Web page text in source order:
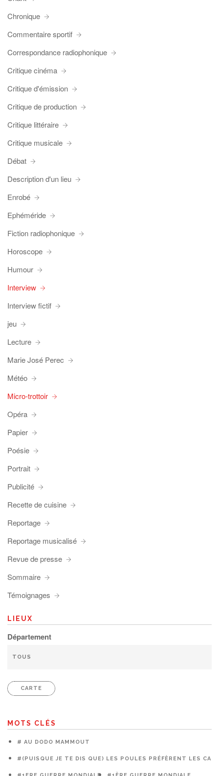
Chronique
Commentaire sportif
Correspondance radiophonique
Critique cinéma
Critique d'émission
Critique de production
Critique littéraire
Critique musicale
Débat
Description d'un lieu
Enrobé
Ephéméride
Fiction radiophonique
Horoscope
Humour
Interview
Interview fictif
jeu
Lecture
Marie José Perec
Météo
Micro-trottoir
Opéra
Papier
Poésie
Portrait
Publicité
Recette de cuisine
Reportage
Reportage musicalisé
Revue de presse
Sommaire
Témoignages
LIEUX
Département
CARTE
MOTS CLÉS
# AU DODO MAMMOUT
#(PUISQUE JE TE DIS QUE) LES POULES PRÉFÈRENT LES